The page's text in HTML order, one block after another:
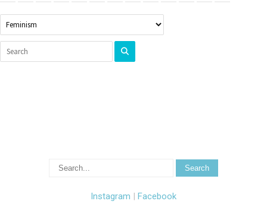
Instagram | Facebook